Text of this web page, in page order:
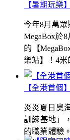
【全港首個
炎炎夏日奧
訓練基地」
的職業體驗
【暑期玩樂
今年8月萬眾
MegaBox於
的【
樂站】！4米